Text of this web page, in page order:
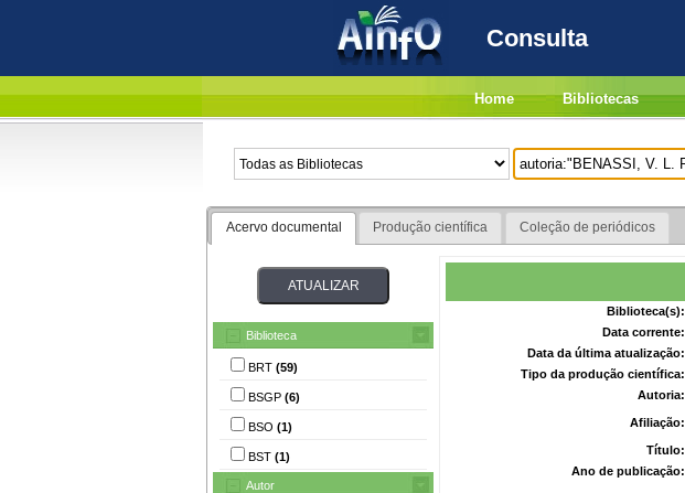
Consulta
Home Bibliotecas
Acervo documental Produção científica Coleção de periódicos
Biblioteca
BRT (59)
BSGP (6)
BSO (1)
BST (1)
Autor
Biblioteca(s):
Data corrente:
Data da última atualização:
Tipo da produção científica:
Autoria:
Afiliação:
Título:
Ano de publicação: